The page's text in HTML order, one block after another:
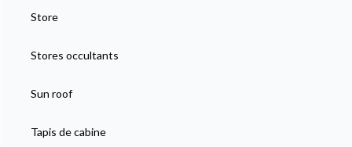
Store
Stores occultants
Sun roof
Tapis de cabine